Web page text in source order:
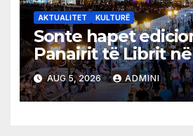
AKTUALITET KULTURË
Sonte hapet
Panairit të Librit
AUG 5, 2026 ADMINI